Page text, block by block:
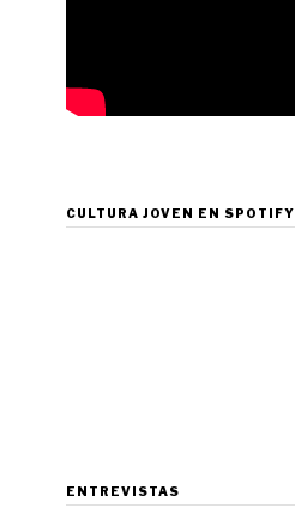
CULTURA JOVEN EN SPOTIFY
ENTREVISTAS